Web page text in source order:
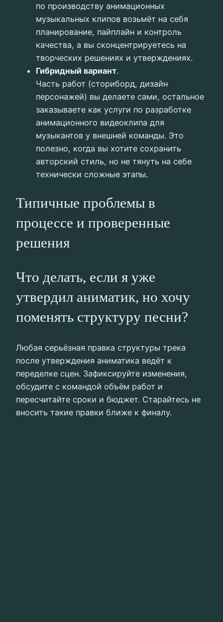
по производству анимационных
музыкальных клипов возьмёт на себя
планирование, пайплайн и контроль
качества, а вы сконцентрируетесь на
творческих решениях и утверждениях.
Гибридный вариант.
Часть работ (сториборд, дизайн
персонажей) вы делаете сами, остальное
заказываете как услуги по разработке
анимационного видеоклипа для
музыкантов у внешней команды. Это
полезно, когда вы хотите сохранить
авторский стиль, но не тянуть на себе
технически сложные этапы.
Типичные проблемы в
процессе и проверенные
решения
Что делать, если я уже
утвердил аниматик, но хочу
поменять структуру песни?
Любая серьёзная правка структуры трека
после утверждения аниматика ведёт к
переделке сцен. Зафиксируйте изменения,
обсудите с командой объём работ и
пересчитайте сроки и бюджет. Старайтесь не
вносить такие правки ближе к финалу.